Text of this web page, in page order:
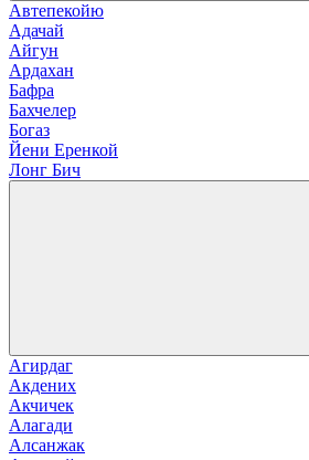
Автепекойю
Адачай
Айгун
Ардахан
Бафра
Бахчелер
Богаз
Йени Еренкой
Лонг Бич
Агирдаг
Акдених
Акчичек
Алагади
Алсанжак